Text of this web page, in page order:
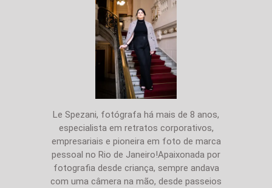
Le Spezani, fotógrafa há mais de 8 anos,
especialista em retratos corporativos,
empresariais e pioneira em foto de marca
pessoal no Rio de Janeiro!Apaixonada por
fotografia desde criança, sempre andava
com uma câmera na mão, desde passeios